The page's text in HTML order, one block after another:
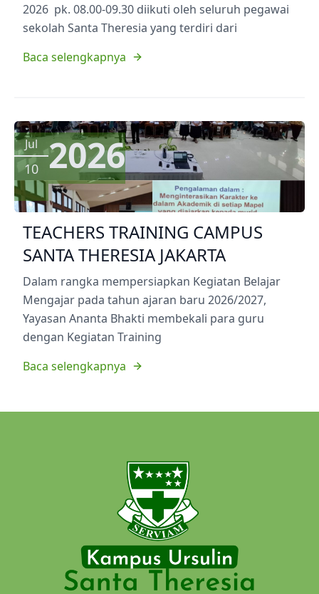
2026 pk. 08.00-09.30 diikuti oleh seluruh pegawai
sekolah Santa Theresia yang terdiri dari
Baca selengkapnya
Jul
10 2026
TEACHERS TRAINING CAMPUS
SANTA THERESIA JAKARTA
Dalam rangka mempersiapkan Kegiatan Belajar
Mengajar pada tahun ajaran baru 2026/2027,
Yayasan Ananta Bhakti membekali para guru
dengan Kegiatan Training
Baca selengkapnya